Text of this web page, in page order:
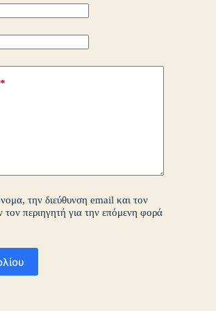
*
την διεύθυνση email και τον
τον περιηγητή για την επόμενη φορά